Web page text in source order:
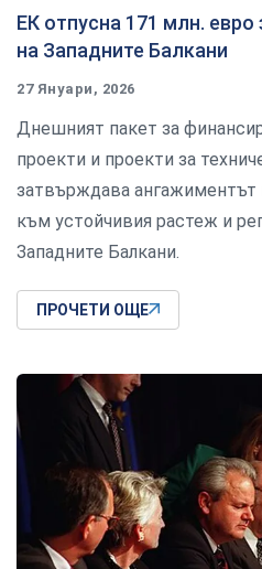
ЕК отпусна 171 млн. евро
на Западните Балкани
27 Януари, 2026
Днешният пакет за
проекти и проекти за
затвърждава
към устойчивия растеж и
Западните Балкани.
ПРОЧЕТИ ОЩЕ